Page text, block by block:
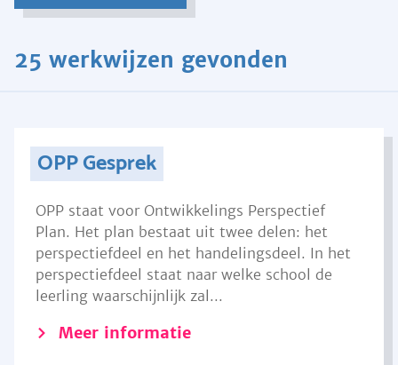
25 werkwijzen gevonden
OPP Gesprek
OPP staat voor Ontwikkelings Perspectief
Plan. Het plan bestaat uit twee delen: het
perspectiefdeel en het handelingsdeel. In het
perspectiefdeel staat naar welke school de
leerling waarschijnlijk zal...
Meer informatie